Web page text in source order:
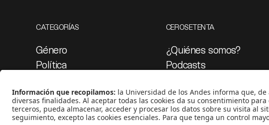
CATEGORÍAS
Género
Política
Medio ambiente
Medios y periodismo
CEROSETENTA
¿Quiénes somos?
Podcasts
Proyectos 070